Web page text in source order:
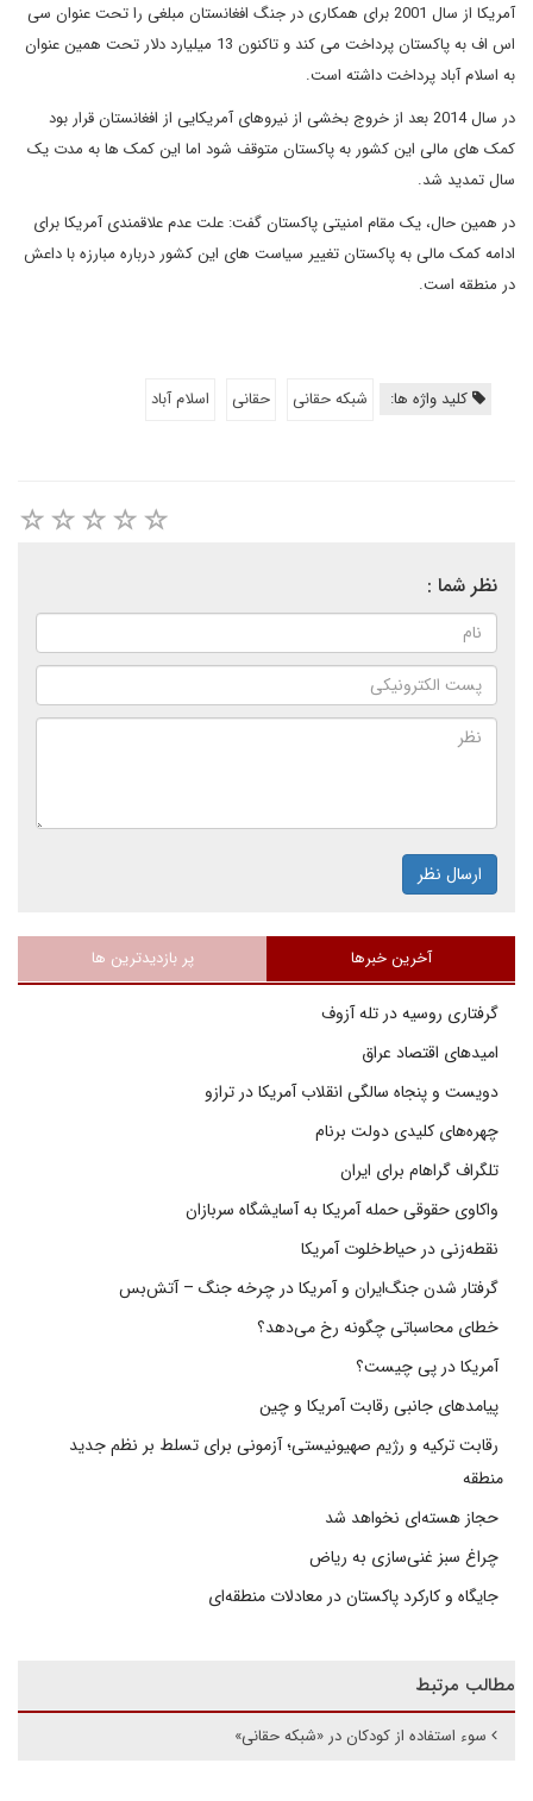
آمریکا از سال 2001 برای همکاری در جنگ افغانستان مبلغی را تحت عنوان سی
اس اف به پاکستان پرداخت می کند و تاکنون 13 میلیارد دلار تحت همین عنوان
به اسلام آباد پرداخت داشته است.
در سال 2014 بعد از خروج بخشی از نیروهای آمریکایی از افغانستان قرار بود
کمک های مالی این کشور به پاکستان متوقف شود اما این کمک ها به مدت یک
سال تمدید شد.
در همین حال، یک مقام امنیتی پاکستان گفت: علت عدم علاقمندی آمریکا برای
ادامه کمک مالی به پاکستان تغییر سیاست های این کشور درباره مبارزه با داعش
در منطقه است.
کلید واژه ها: شبکه حقانی حقانی اسلام آباد
نظر شما :
ارسال نظر
آخرین خبرها پر بازدیدترین ها
گرفتاری روسیه در تله آزوف
امیدهای اقتصاد عراق
دویست و پنجاه سالگی انقلاب آمریکا در ترازو
چهره‌های کلیدی دولت برنام
تلگراف گراهام برای ایران
واکاوی حقوقی حمله آمریکا به آسایشگاه سربازان
نقطه‌زنی در حیاط‌خلوت آمریکا
گرفتار شدن جنگ‌ایران و آمریکا در چرخه جنگ – آتش‌بس
خطای محاسباتی چگونه رخ می‌دهد؟
آمریکا در پی چیست؟
پیامدهای جانبی رقابت آمریکا و چین
رقابت ترکیه و رژیم صهیونیستی؛ آزمونی برای تسلط بر نظم جدید
منطقه
حجاز هسته‌ای نخواهد شد
چراغ سبز غنی‌سازی به ریاض
جایگاه و کارکرد پاکستان در معادلات منطقه‌ای
مطالب مرتبط
سوء استفاده از کودکان در «شبکه حقانی»